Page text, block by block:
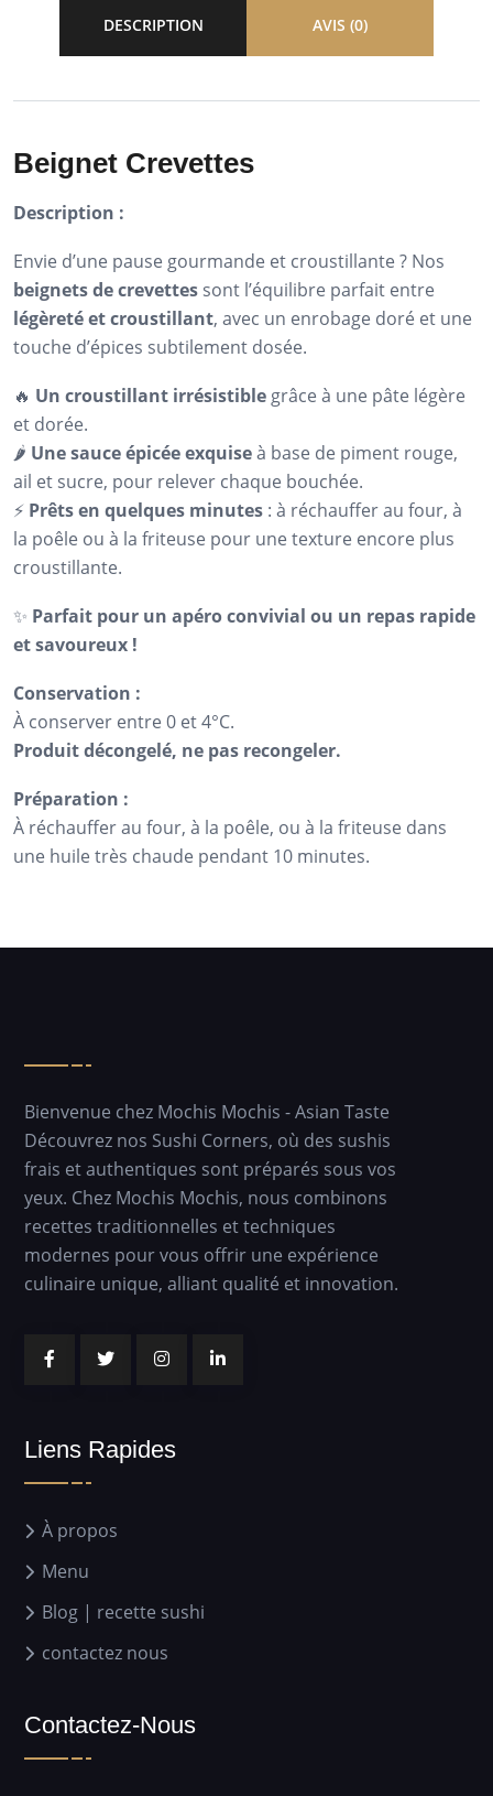
DESCRIPTION AVIS (0)
Beignet Crevettes
Description :
Envie d’une pause gourmande et croustillante ? Nos
beignets de crevettes sont l’équilibre parfait entre
légèreté et croustillant, avec un enrobage doré et une
touche d’épices subtilement dosée.
🔥 Un croustillant irrésistible grâce à une pâte légère
et dorée.
🌶️ Une sauce épicée exquiseà base de piment rouge,
ail et sucre, pour relever chaque bouchée.
⚡ Prêts en quelques minutes : à réchauffer au four, à
la poêle ou à la friteuse pour une texture encore plus
croustillante.
✨ Parfait pour un apéro convivial ou un repas rapide
et savoureux !
Conservation :
À conserver entre 0 et 4°C.
Produit décongelé, ne pas recongeler.
Préparation :
À réchauffer au four, à la poêle, ou à la friteuse dans
une huile très chaude pendant 10 minutes.
Bienvenue chez Mochis Mochis - Asian Taste
Découvrez nos Sushi Corners, où des sushis
frais et authentiques sont préparés sous vos
yeux. Chez Mochis Mochis, nous combinons
recettes traditionnelles et techniques
modernes pour vous offrir une expérience
culinaire unique, alliant qualité et innovation.
Liens Rapides
À propos
Menu
Blog | recette sushi
contactez nous
Contactez-Nous